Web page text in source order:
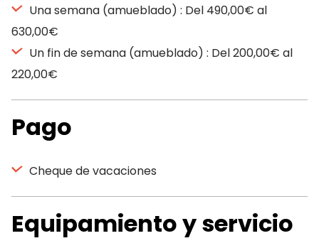
Una semana (amueblado) : Del 490,00€ al
630,00€
Un fin de semana (amueblado) : Del 200,00€ al
220,00€
Pago
Cheque de vacaciones
Equipamiento y servicio